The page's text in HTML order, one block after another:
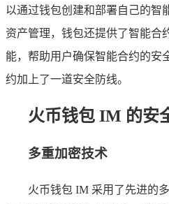
以通过钱包创建和部署自己的智
资产管理，钱包还提供了智能合
能，帮助用户确保智能合约的安
约加上了一道安全防线。
火币钱包 IM 的安
多重加密技术
火币钱包 IM 采用了先进的